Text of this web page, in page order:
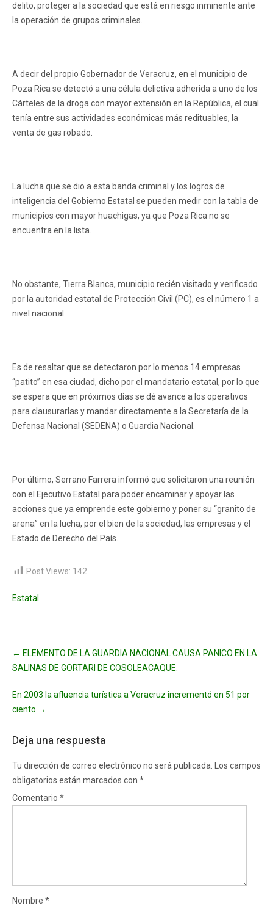
delito, proteger a la sociedad que está en riesgo inminente ante
la operación de grupos criminales.
A decir del propio Gobernador de Veracruz, en el municipio de
Poza Rica se detectó a una célula delictiva adherida a uno de los
Cárteles de la droga con mayor extensión en la República, el cual
tenía entre sus actividades económicas más redituables, la
venta de gas robado.
La lucha que se dio a esta banda criminal y los logros de
inteligencia del Gobierno Estatal se pueden medir con la tabla de
municipios con mayor huachigas, ya que Poza Rica no se
encuentra en la lista.
No obstante, Tierra Blanca, municipio recién visitado y verificado
por la autoridad estatal de Protección Civil (PC), es el número 1 a
nivel nacional.
Es de resaltar que se detectaron por lo menos 14 empresas
“patito” en esa ciudad, dicho por el mandatario estatal, por lo que
se espera que en próximos días se dé avance a los operativos
para clausurarlas y mandar directamente a la Secretaría de la
Defensa Nacional (SEDENA) o Guardia Nacional.
Por último, Serrano Farrera informó que solicitaron una reunión
con el Ejecutivo Estatal para poder encaminar y apoyar las
acciones que ya emprende este gobierno y poner su “granito de
arena” en la lucha, por el bien de la sociedad, las empresas y el
Estado de Derecho del País.
Post Views: 142
Estatal
navigation
← ELEMENTO DE LA GUARDIA NACIONAL CAUSA PANICO EN LA
SALINAS DE GORTARI DE COSOLEACAQUE.
En 2003 la afluencia turística a Veracruz incrementó en 51 por
ciento →
Deja una respuesta
Tu dirección de correo electrónico no será publicada.
Los campos
obligatorios están marcados con *
Comentario *
Nombre *